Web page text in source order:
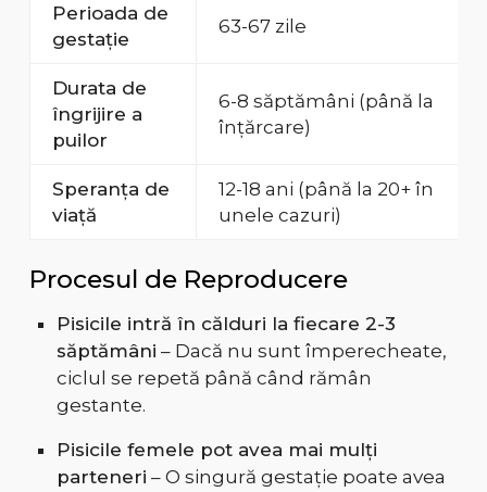
Perioada de
gestație
63-67 zile
Durata de
îngrijire a
puilor
6-8 săptămâni (până la
înțărcare)
Speranța de
viață
12-18 ani (până la 20+ în
unele cazuri)
Procesul de Reproducere
Pisicile intră în călduri la fiecare 2-3
săptămâni – Dacă nu sunt împerecheate,
ciclul se repetă până când rămân
gestante.
Pisicile femele pot avea mai mulți
parteneri – O singură gestație poate avea